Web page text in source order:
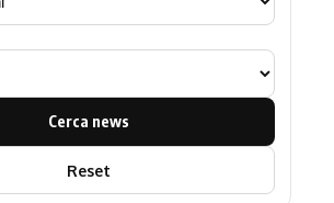
Cerca news
Reset